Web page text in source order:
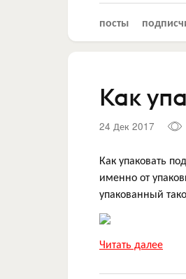
посты
Как
24 Дек 2017
Как упаковать
именно от
упакованный
Читать далее